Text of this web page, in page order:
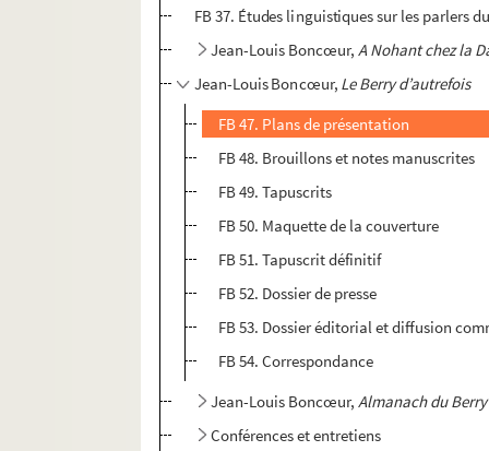
FB 37. Études linguistiques sur les parlers
Jean-Louis Boncœur,A Nohant chez la
Jean-Louis Boncœur, Le Berry d’autrefois
FB 47. Plans de présentation
FB 48. Brouillons et notes manuscrites
FB 49. Tapuscrits
FB 50. Maquette de la couverture
FB 51. Tapuscrit définitif
FB 52. Dossier de presse
FB 53. Dossier éditorial et diffusion
FB 54. Correspondance
Jean-Louis Boncœur,Almanach du Berry
Conférences et entretiens